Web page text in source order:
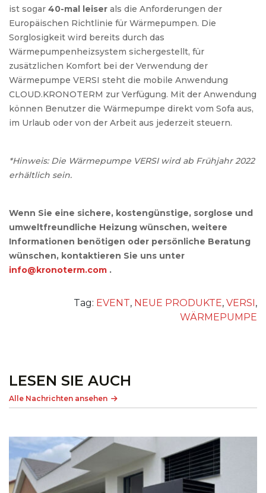
ist sogar 40-mal leiser als die Anforderungen der
Europäischen Richtlinie für Wärmepumpen. Die
Sorglosigkeit wird bereits durch das
Wärmepumpenheizsystem sichergestellt, für
zusätzlichen Komfort bei der Verwendung der
Wärmepumpe VERSI steht die mobile Anwendung
CLOUD.KRONOTERM zur Verfügung. Mit der Anwendung
können Benutzer die Wärmepumpe direkt vom Sofa aus,
im Urlaub oder von der Arbeit aus jederzeit steuern.
*Hinweis: Die Wärmepumpe VERSI wird ab Frühjahr 2022
erhältlich sein.
Wenn Sie eine sichere, kostengünstige, sorglose und
umweltfreundliche Heizung wünschen, weitere
Informationen benötigen oder persönliche Beratung
wünschen, kontaktieren Sie uns unter
info@kronoterm.com .
Tag: EVENT, NEUE PRODUKTE, VERSI ,
WÄRMEPUMPE
LESEN SIE AUCH
Alle Nachrichten ansehen